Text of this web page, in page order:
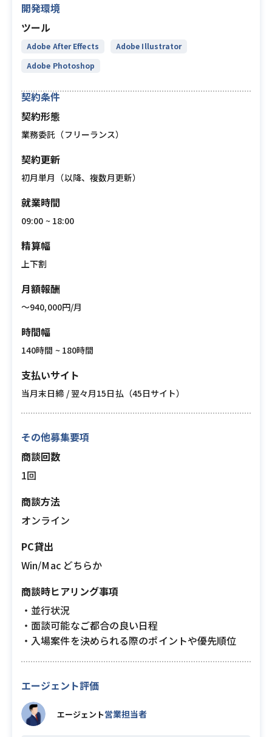
開発環境
ツール
Adobe After Effects
Adobe Illustrator
Adobe Photoshop
契約条件
契約形態
業務委託（フリーランス）
契約更新
初月単月（以降、複数月更新）
就業時間
09:00 ~ 18:00
精算幅
上下割
月額報酬
〜940,000円/月
時間幅
140時間 ~ 180時間
支払いサイト
当月末日締 / 翌々月15日払（45日サイト）
その他募集要項
商談回数
1回
商談方法
オンライン
PC貸出
Win/Mac どちらか
商談時ヒアリング事項
・並行状況
・面談可能なご都合の良い日程
・入場案件を決められる際のポイントや優先順位
エージェント評価
エージェント営業担当者